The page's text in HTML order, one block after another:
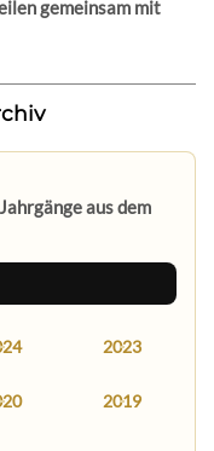
gemeinsam mit
aus dem
2023
2019